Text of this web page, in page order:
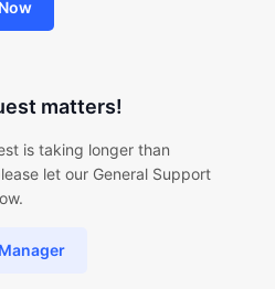
matters!
is taking longer than
let our General Support